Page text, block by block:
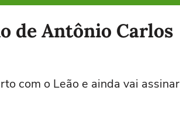
de Antônio Carlos
com o Leão e ainda vai assinar